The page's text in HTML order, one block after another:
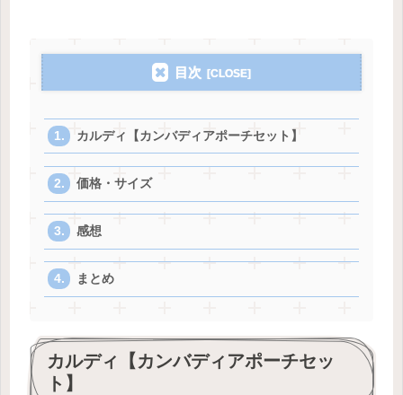
目次
カルディ【カンバディアポーチセット】
価格・サイズ
感想
まとめ
カルディ【カンバディアポーチセッ
ト】